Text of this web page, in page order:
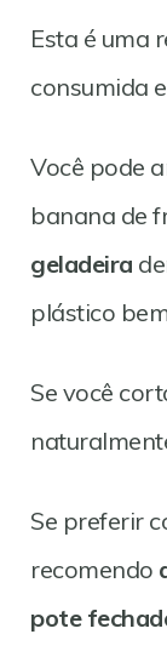
Esta é uma
consumida
Você pode
banana de
geladeira
plástico
Se você
Se preferir
recomendo
pote